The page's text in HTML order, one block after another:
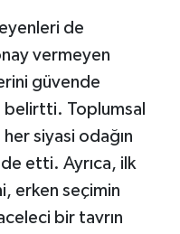
de
vermeyen
güvende
belirtti. Toplumsal
siyasi odağın
etti. Ayrıca, ilk
erken seçimin
bir tavrın